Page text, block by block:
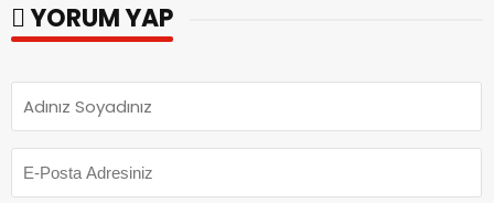
YORUM YAP